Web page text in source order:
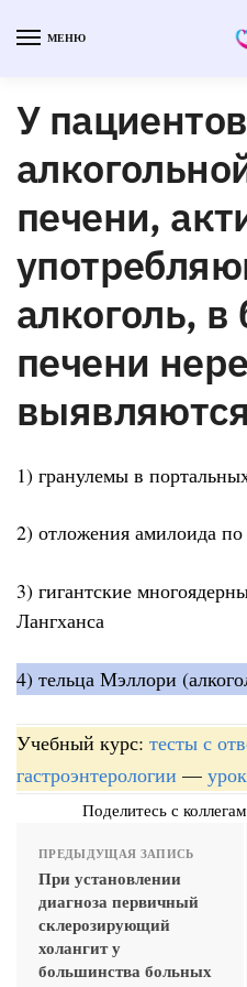
МЕНЮ
У
печени,
алкоголь, в
печени
выявляются
1) гранулемы в
2) отложения амилоида по
3) гигантские
Лангханса
4) тельца Мэллори
Учебный курс: тесты с
гастроэнтерологии —
Поделитесь с
ПРЕДЫДУЩАЯ ЗАПИСЬ
При установлении
диагноза первичный
склерозирующий
холангит у
большинства больных